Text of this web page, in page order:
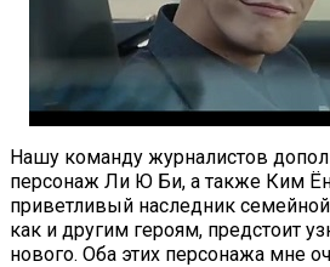
Нашу команду журналистов
персонаж Ли Ю Би, а также Ким
приветливый наследник
как и другим героям, предстоит
нового. Оба этих персонажа мне